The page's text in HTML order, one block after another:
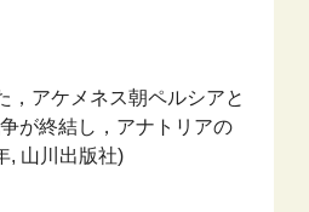
，アケメネス朝ペルシアと
が終結し，アナトリアの
, 山川出版社)